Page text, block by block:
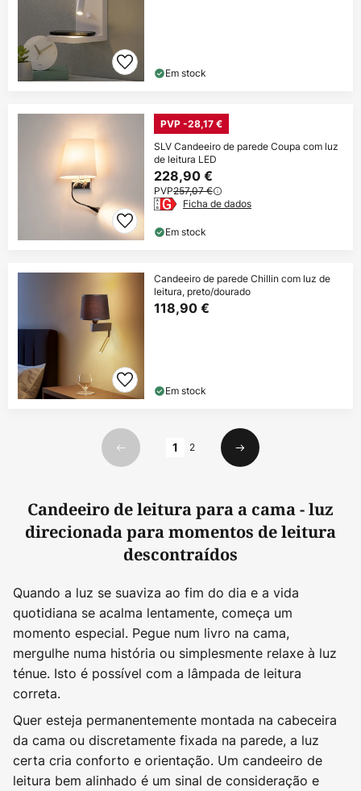
Em stock
PVP -28,17 €
SLV Candeeiro de parede Coupa com luz
de leitura LED
228,90 €
PVP257,07 €
Ficha de dados
Em stock
Candeeiro de parede Chillin com luz de
leitura, preto/dourado
118,90 €
Em stock
Anterior
1 2
Seguinte
Candeeiro de leitura para a cama - luz
direcionada para momentos de leitura
descontraídos
Quando a luz se suaviza ao fim do dia e a vida
quotidiana se acalma lentamente, começa um
momento especial. Pegue num livro na cama,
mergulhe numa história ou simplesmente relaxe à luz
ténue. Isto é possível com a lâmpada de leitura
correta.
Quer esteja permanentemente montada na cabeceira
da cama ou discretamente fixada na parede, a luz
certa cria conforto e orientação. Um candeeiro de
leitura bem alinhado é um sinal de consideração e